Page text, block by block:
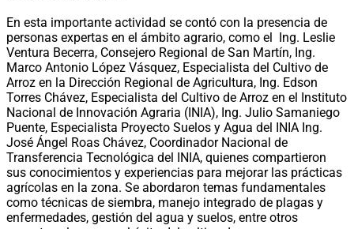
En esta importante actividad se contó con la presencia de
personas expertas en el ámbito agrario, como el Ing. Leslie
Ventura Becerra, Consejero Regional de San Martín, Ing.
Marco Antonio López Vásquez, Especialista del Cultivo de
Arroz en la Dirección Regional de Agricultura, Ing. Edson
Torres Chávez, Especialista del Cultivo de Arroz en el Instituto
Nacional de Innovación Agraria (INIA), Ing. Julio Samaniego
Puente, Especialista Proyecto Suelos y Agua del INIA Ing.
José Ángel Roas Chávez, Coordinador Nacional de
Transferencia Tecnológica del INIA, quienes compartieron
sus conocimientos y experiencias para mejorar las prácticas
agrícolas en la zona. Se abordaron temas fundamentales
como técnicas de siembra, manejo integrado de plagas y
enfermedades, gestión del agua y suelos, entre otros